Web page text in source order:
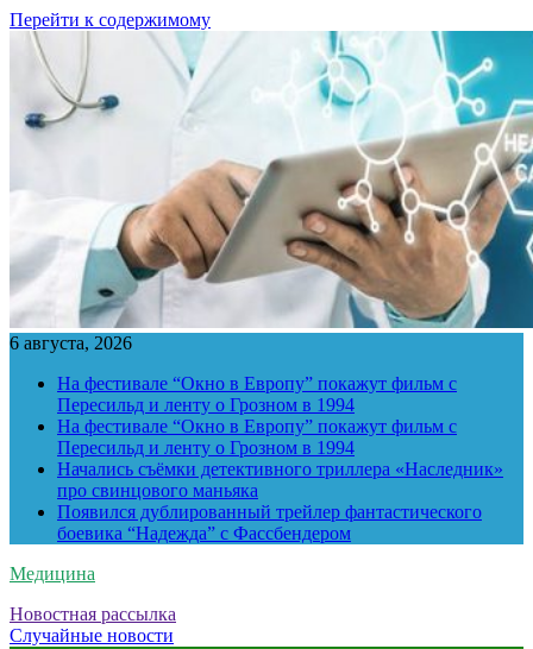
Перейти к содержимому
6 августа, 2026
На фестивале “Окно в Европу” покажут фильм с
Пересильд и ленту о Грозном в 1994
На фестивале “Окно в Европу” покажут фильм с
Пересильд и ленту о Грозном в 1994
Начались съёмки детективного триллера «Наследник»
про свинцового маньяка
Появился дублированный трейлер фантастического
боевика “Надежда” с Фассбендером
Медицина
Новостная рассылка
Случайные новости